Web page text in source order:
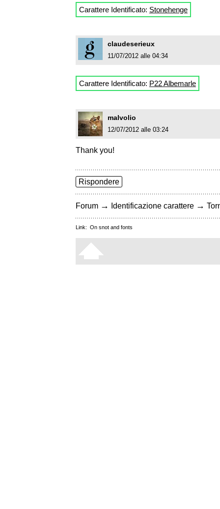
Carattere Identificato: Stonehenge
claudeserieux
11/07/2012 alle 04:34
Carattere Identificato: P22 Albemarle
malvolio
12/07/2012 alle 03:24
Thank you!
Rispondere
Forum → Identificazione carattere →
Link: On snot and fonts